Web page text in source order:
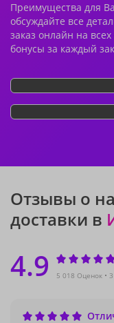
Преимущества для
обсуждайте все
заказ онлайн на
бонусы за каждый
Отзывы о
доставки в
4.9 5 018 Оценок